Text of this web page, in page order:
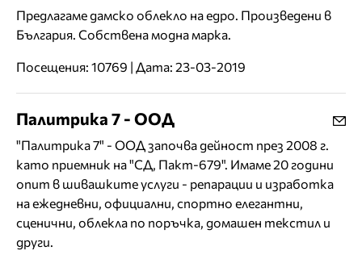
Предлагаме дамско облекло на едро. Произведени в
България. Собствена модна марка.
Посещения: 10769 | Дата: 23-03-2019
Палитрика 7 - ООД
"Палитрика 7" - ООД започва дейност през 2008 г.
като приемник на "СД, Пакт-679". Имаме 20 години
опит в шивашките услуги - репарации и изработка
на ежедневни, официални, спортно елегантни,
сценични, облекла по поръчка, домашен текстил и
други.